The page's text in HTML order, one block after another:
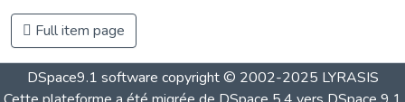
Full item page
DSpace9.1 software copyright © 2002-2025 LYRASIS